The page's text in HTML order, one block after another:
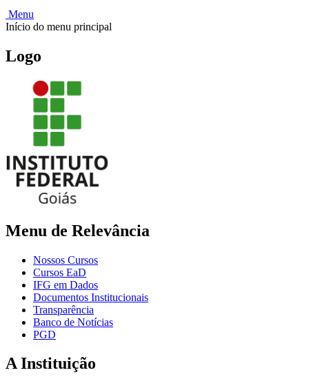
Menu
Início do menu principal
Logo
Menu de Relevância
Nossos Cursos
Cursos EaD
IFG em Dados
Documentos Institucionais
Transparência
Banco de Notícias
PGD
A Instituição